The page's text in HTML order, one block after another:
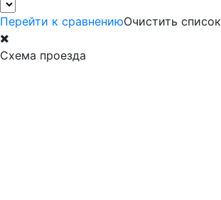
Перейти к сравнениюОчистить список
Схема проезда